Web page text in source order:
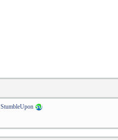
StumbleUpon